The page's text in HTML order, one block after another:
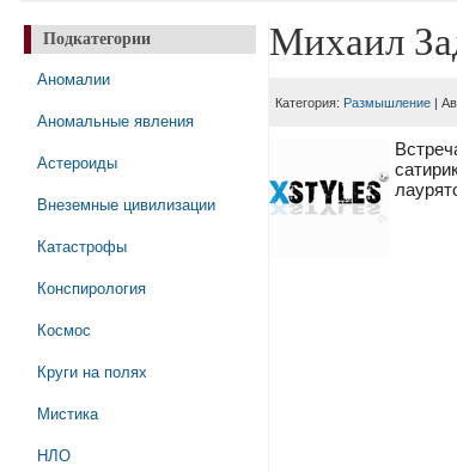
Подкатегории
Аномалии
Аномальные явления
Астероиды
Внеземные цивилизации
Катастрофы
Конспирология
Космос
Круги на полях
Мистика
НЛО
Михаил
Категория: Размышление |